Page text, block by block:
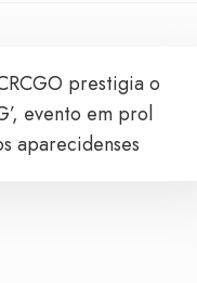
prestigia o
evento em prol
aparecidenses